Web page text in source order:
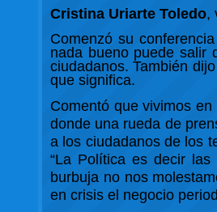
Cristina Uriarte Toledo,
Comenzó su
nada bueno puede salir
ciudadanos. También
que significa.
Comentó que vivimos
donde una rueda de
a los ciudadanos de los
“La Política es decir
burbuja no nos
en crisis el negocio